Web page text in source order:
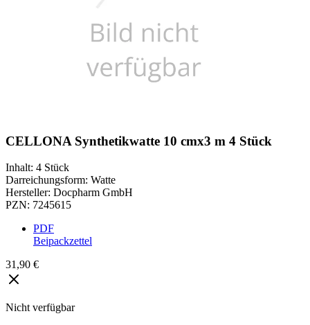
CELLONA Synthetikwatte 10 cmx3 m 4 Stück
Inhalt: 4 Stück
Darreichungsform: Watte
Hersteller: Docpharm GmbH
PZN: 7245615
PDF
Beipackzettel
31,90 €
Nicht verfügbar